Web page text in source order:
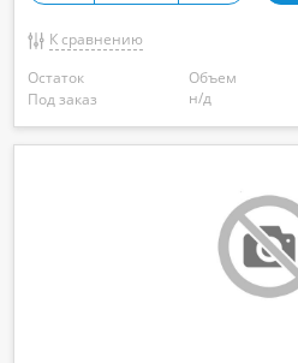
К сравнению
Остаток
Под заказ
Объем
н/д